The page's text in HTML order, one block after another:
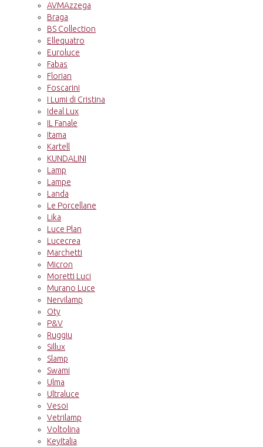
AVMAzzega
Braga
BS Collection
Ellequatro
Euroluce
Fabas
Florian
Foscarini
I Lumi di Cristina
Ideal Lux
IL Fanale
Itama
Kartell
KUNDALINI
Lamp
Lampe
Landa
Le Porcellane
Lika
Luce Plan
Lucecrea
Marchetti
Micron
Moretti Luci
Murano Luce
Nervilamp
Oty
P&V
Ruggiu
Sillux
Slamp
Swami
Ulma
Ultraluce
Vesoi
Vetrilamp
Voltolina
KeyItalia